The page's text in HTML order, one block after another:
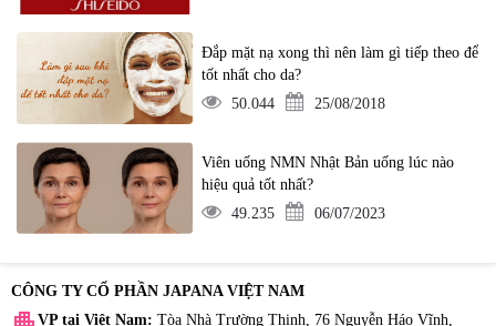
Đắp mặt nạ xong thì nên làm gì tiếp theo để
tốt nhất cho da?
50.044
25/08/2018
Viên uống NMN Nhật Bản uống lúc nào
hiệu quả tốt nhất?
49.235
06/07/2023
CÔNG TY CỔ PHẦN JAPANA VIỆT NAM
VP tại Việt Nam: Tòa Nhà Trường Thịnh, 76 Nguyễn Háo Vĩnh,